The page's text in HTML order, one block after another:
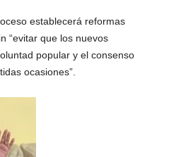
establecerá reformas
“evitar que los nuevos
popular y el consenso
ocasiones”.